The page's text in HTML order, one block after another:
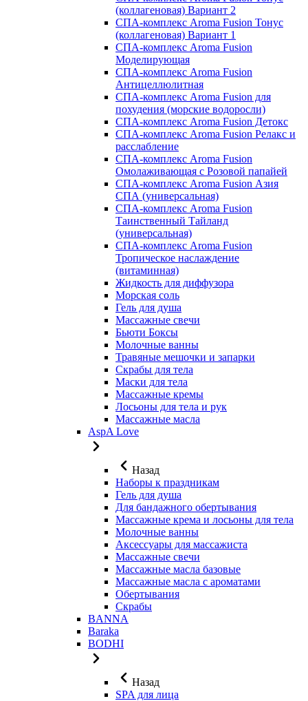
(коллагеновая) Вариант 2
СПА-комплекс Aroma Fusion Тонус
(коллагеновая) Вариант 1
СПА-комплекс Aroma Fusion
Моделирующая
СПА-комплекс Aroma Fusion
Антицеллюлитная
СПА-комплекс Aroma Fusion для
похудения (морские водоросли)
СПА-комплекс Aroma Fusion Детокс
СПА-комплекс Aroma Fusion Релакс и
расслабление
СПА-комплекс Aroma Fusion
Омолаживающая с Розовой папайей
СПА-комплекс Aroma Fusion Азия
СПА (универсальная)
СПА-комплекс Aroma Fusion
Таинственный Тайланд
(универсальная)
СПА-комплекс Aroma Fusion
Тропическое наслаждение
(витаминная)
Жидкость для диффузора
Морская соль
Гель для душа
Массажные свечи
Бьюти Боксы
Молочные ванны
Травяные мешочки и запарки
Скрабы для тела
Маски для тела
Массажные кремы
Лосьоны для тела и рук
Массажные масла
AspA Love
Назад
Наборы к праздникам
Гель для душа
Для бандажного обертывания
Массажные крема и лосьоны для тела
Молочные ванны
Аксессуары для массажиста
Массажные свечи
Массажные масла базовые
Массажные масла с ароматами
Обертывания
Скрабы
BANNA
Baraka
BODHI
Назад
SPA для лица